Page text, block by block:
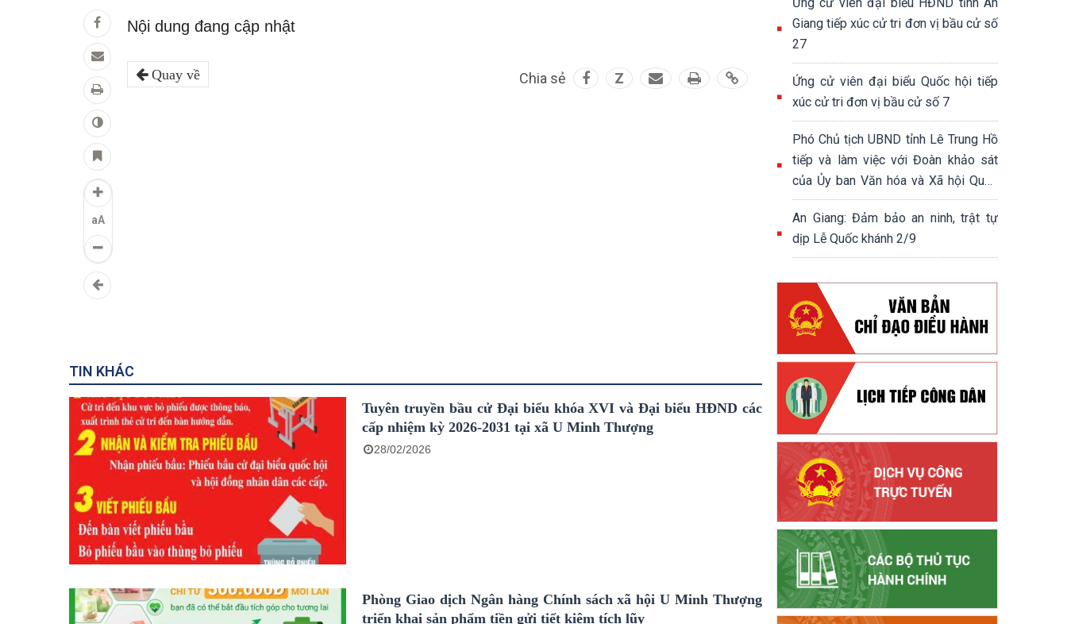
aA
Nội dung đang cập nhật
Quay về Chia sẻ Z
TIN KHÁC
Tuyên truyền bầu cử Đại biểu khóa XVI và Đại biểu HĐND các
cấp nhiệm kỳ 2026-2031 tại xã U Minh Thượng
28/02/2026
Phòng Giao dịch Ngân hàng Chính sách xã hội U Minh Thượng
triển khai sản phẩm tiền gửi tiết kiệm tích lũy
Giang tiếp xúc cử tri đơn vị bầu cử số
27
Ứng cử viên đại biểu Quốc hội tiếp
xúc cử tri đơn vị bầu cử số 7
Phó Chủ tịch UBND tỉnh Lê Trung Hồ
tiếp và làm việc với Đoàn khảo sát
của Ủy ban Văn hóa và Xã hội Quốc
hội khóa XV
An Giang: Đảm bảo an ninh, trật tự
dịp Lễ Quốc khánh 2/9